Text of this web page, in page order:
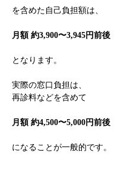
を含めた自己負担額は、
月額 約3,900〜3,945円前後
となります。
実際の窓口負担は、
再診料などを含めて
月額 約4,500〜5,000円前後
になることが一般的です。